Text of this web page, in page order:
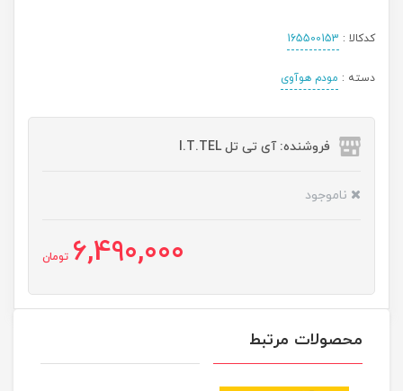
کدکالا : 165500153
دسته : مودم هوآوی
فروشنده: آی تی تل I.T.TEL
ناموجود
6,490,000 تومان
محصولات مرتبط